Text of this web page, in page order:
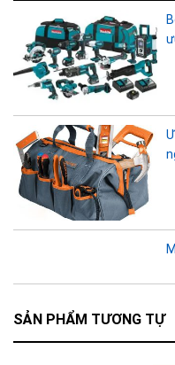
SẢN PHẨM TƯƠNG TỰ